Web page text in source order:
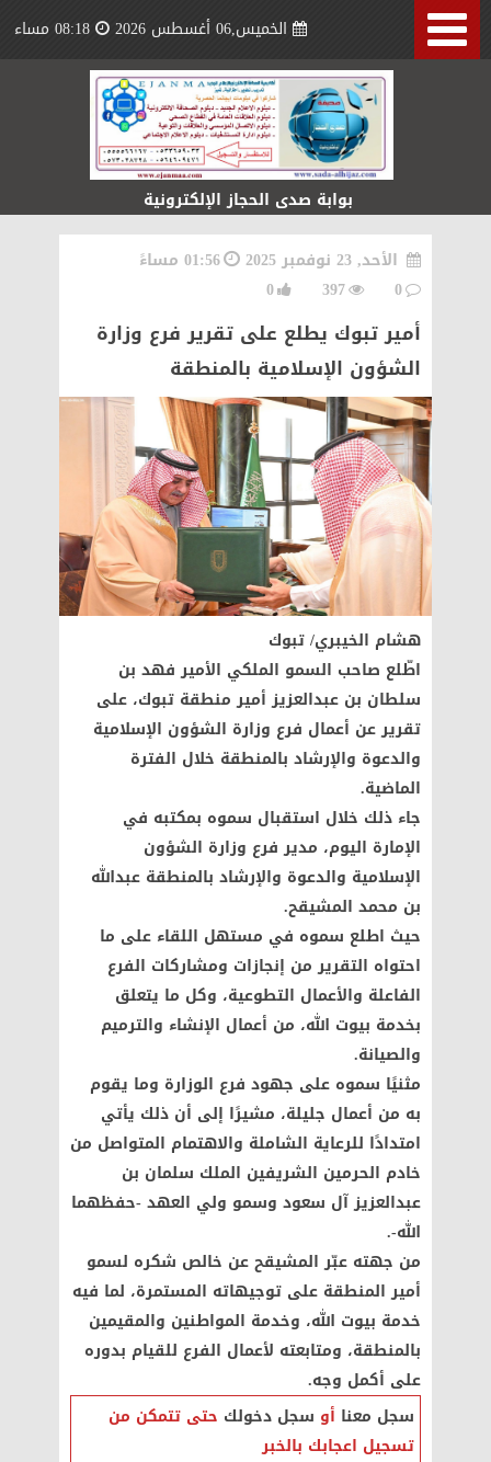
الخميس,06 أغسطس 2026 08:18 مساء
بوابة صدى الحجاز الإلكترونية
الأحد, 23 نوفمبر 2025
01:56 مساءً
0
397
0
أمير تبوك يطلع على تقرير فرع وزارة
الشؤون الإسلامية بالمنطقة
هشام الخيبري/ تبوك
اطّلع صاحب السمو الملكي الأمير فهد بن
سلطان بن عبدالعزيز أمير منطقة تبوك، على
تقرير عن أعمال فرع وزارة الشؤون الإسلامية
والدعوة والإرشاد بالمنطقة خلال الفترة
الماضية.
جاء ذلك خلال استقبال سموه بمكتبه في
الإمارة اليوم، مدير فرع وزارة الشؤون
الإسلامية والدعوة والإرشاد بالمنطقة عبدالله
بن محمد المشيقح.
حيث اطلع سموه في مستهل اللقاء على ما
احتواه التقرير من إنجازات ومشاركات الفرع
الفاعلة والأعمال التطوعية، وكل ما يتعلق
بخدمة بيوت الله، من أعمال الإنشاء والترميم
والصيانة.
مثنيًا سموه على جهود فرع الوزارة وما يقوم
به من أعمال جليلة، مشيرًا إلى أن ذلك يأتي
امتدادًا للرعاية الشاملة والاهتمام المتواصل من
خادم الحرمين الشريفين الملك سلمان بن
عبدالعزيز آل سعود وسمو ولي العهد -حفظهما
الله-.
من جهته عبّر المشيقح عن خالص شكره لسمو
أمير المنطقة على توجيهاته المستمرة، لما فيه
خدمة بيوت الله، وخدمة المواطنين والمقيمين
بالمنطقة، ومتابعته لأعمال الفرع للقيام بدوره
على أكمل وجه.
سجل معنا أو سجل دخولك حتى تتمكن من
تسجيل اعجابك بالخبر